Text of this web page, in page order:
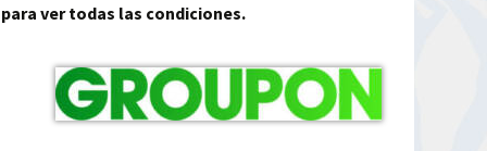
ver todas las condiciones.